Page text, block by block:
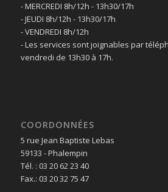
- MERCREDI 8h/12h - 13h30/17h
- JEUDI 8h/12h - 13h30/17h
- VENDREDI 8h/12h
- Les services sont joignables par
vendredi de 13h30 à 17h.
COORDONNÉES
5 rue Jean Baptiste Lebas
59133 - Phalempin
Tél. : 03 20 62 23 40
Fax.: 03 20 32 75 47